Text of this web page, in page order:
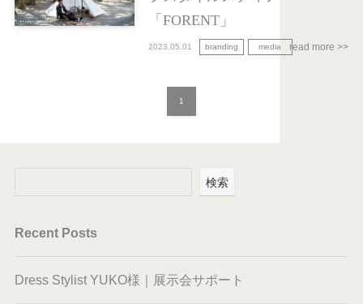
「FORENT」
2023.05.01 branding media
1
検索
Recent Posts
Dress Stylist YUKO様｜展示会サポート